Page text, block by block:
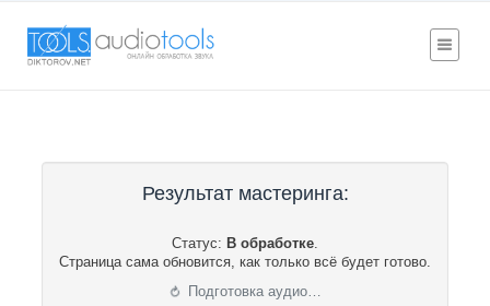
Результат мастеринга:
Статус: В обработке.
Страница сама обновится, как только всё будет готово.
⟳ Подготовка аудио…